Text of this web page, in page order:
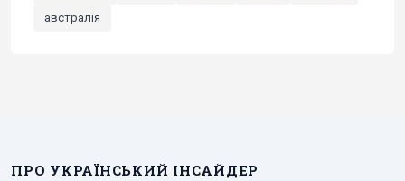
австралія
ПРО УКРАЇНСЬКИЙ ІНСАЙДЕР